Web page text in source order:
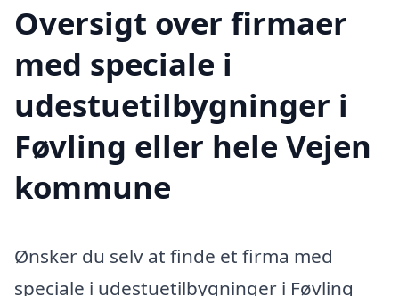
Oversigt over firmaer
med speciale i
udestuetilbygninger i
Føvling eller hele Vejen
kommune
Ønsker du selv at finde et firma med
speciale i udestuetilbygninger i Føvling